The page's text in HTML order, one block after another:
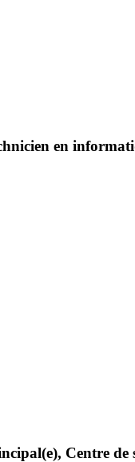
en
Centre